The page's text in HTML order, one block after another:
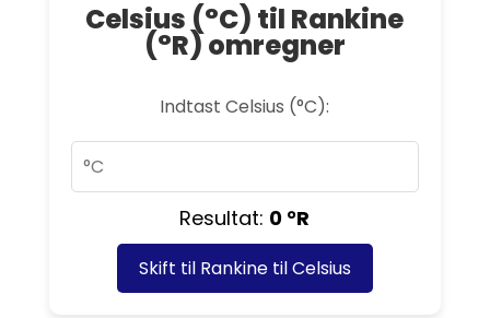
Celsius (°C) til Rankine
(°R) omregner
Indtast Celsius (°C):
Resultat: 0 °R
Skift til Rankine til Celsius